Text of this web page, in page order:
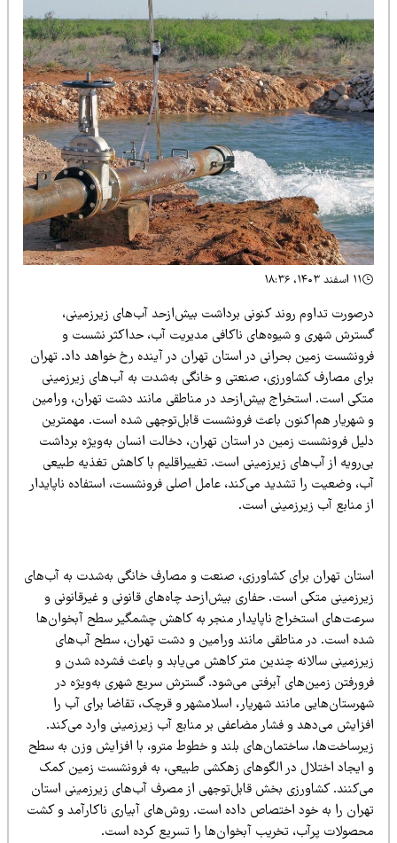
تداوم روند کنونی برداشت بیش‌ازحد آب‌های زیرزمینی،
شهری و شیوه‌های ناکافی مدیریت آب، حداکثر نشست و
زمین بحرانی در استان تهران در آینده رخ خواهد داد. تهران
مصارف کشاورزی، صنعتی و خانگی به‌شدت به آب‌های زیرزمینی
است. استخراج بیش‌ازحد در مناطقی مانند دشت تهران، ورامین
شهریار هم‌اکنون باعث فرونشست قابل‌توجهی شده است. مهمترین
فرونشست زمین در استان تهران، دخالت انسان به‌ویژه برداشت
از آب‌های زیرزمینی است. تغییراقلیم با کاهش تغذیه طبیعی
وضعیت را تشدید می‌کند، عامل اصلی فرونشست، استفاده ناپایدار
منابع آب زیرزمینی است.
تهران برای کشاورزی، صنعت و مصارف خانگی به‌شدت به آب‌های
متکی است. حفاری بیش‌ازحد چاه‌های قانونی و غیرقانونی و
استخراج ناپایدار منجر به کاهش چشمگیر سطح آبخوان‌ها
است. در مناطقی مانند ورامین و دشت تهران، سطح آب‌های
سالانه چندین متر کاهش می‌یابد و باعث فشرده شدن و
زمین‌های آبرفتی می‌شود. گسترش سریع شهری به‌ویژه در
مانند شهریار، اسلامشهر و قرچک، تقاضا برای آب را
می‌دهد و فشار مضاعفی بر منابع آب زیرزمینی وارد می‌کند.
ساختمان‌های بلند و خطوط مترو، با افزایش وزن به سطح
ایجاد اختلال در الگوهای زهکشی طبیعی، به فرونشست زمین کمک
کشاورزی بخش قابل‌توجهی از مصرف آب‌های زیرزمینی استان
را به خود اختصاص داده است. روش‌های آبیاری ناکارآمد و کشت
پرآب، تخریب آبخوان‌ها را تسریع کرده است.